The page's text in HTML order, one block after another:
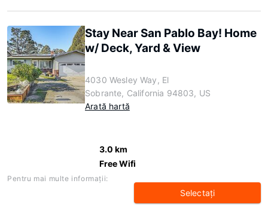
Stay Near San Pablo Bay! Home
w/ Deck, Yard & View
4030 Wesley Way, El
Sobrante, California 94803, US
Arată hartă
3.0 km
Free Wifi
Pentru mai multe informaţii:
Selectaţi